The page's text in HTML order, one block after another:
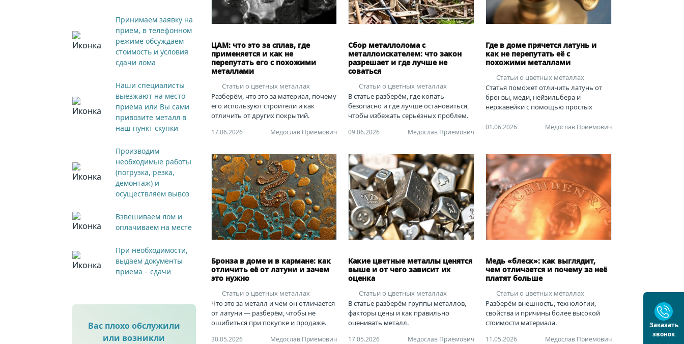
ЦАМ: что это за сплав, где
применяется и как не
перепутать его с похожими
металлами
Статьи о цветных металлах
Разберём, что это за материал, почему
его используют строители и как
отличить от других покрытий.
17.06.2026 Медослав Приёмович
Сбор металлолома с
металлоискателем: что закон
разрешает и где лучше не
соваться
Статьи о цветных металлах
В статье разберём, где копать
безопасно и где лучше остановиться,
чтобы избежать серьёзных проблем.
09.06.2026 Медослав Приёмович
Где в доме прячется латунь и
как не перепутать её с
похожими металлами
Статьи о цветных металлах
Статья поможет отличить латунь от
бронзы, меди, нейзильбера и
нержавейки с помощью простых
01.06.2026 Медослав Приёмович
Бронза в доме и в кармане: как
отличить её от латуни и зачем
это нужно
Статьи о цветных металлах
Что это за металл и чем он отличается
от латуни — разберём, чтобы не
ошибиться при покупке и продаже.
30.05.2026 Медослав Приёмович
Какие цветные металлы ценятся
выше и от чего зависит их
оценка
Статьи о цветных металлах
В статье разберём группы металлов,
факторы цены и как правильно
оценивать металл.
17.05.2026 Медослав Приёмович
Медь «блеск»: как выглядит,
чем отличается и почему за неё
платят больше
Статьи о цветных металлах
Разберём внешность, технологии,
свойства и причины более высокой
стоимости материала.
11.05.2026 Медослав Приёмович
Принимаем заявку на
прием, в телефонном
режиме обсуждаем
стоимость и условия
сдачи лома
Наши специалисты
выезжают на место
приема или Вы сами
привозите металл в
наш пункт скупки
Производим
необходимые работы
(погрузка, резка,
демонтаж) и
осуществляем вывоз
Взвешиваем лом и
оплачиваем на месте
При необходимости,
выдаем документы
приема – сдачи
Вас плохо обслужили
или возникли
Заказать
звонок